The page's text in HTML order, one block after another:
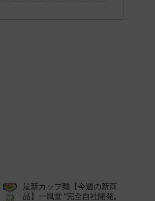
最新カップ麺【今週の新商
品】一風堂 “完全自社開発„